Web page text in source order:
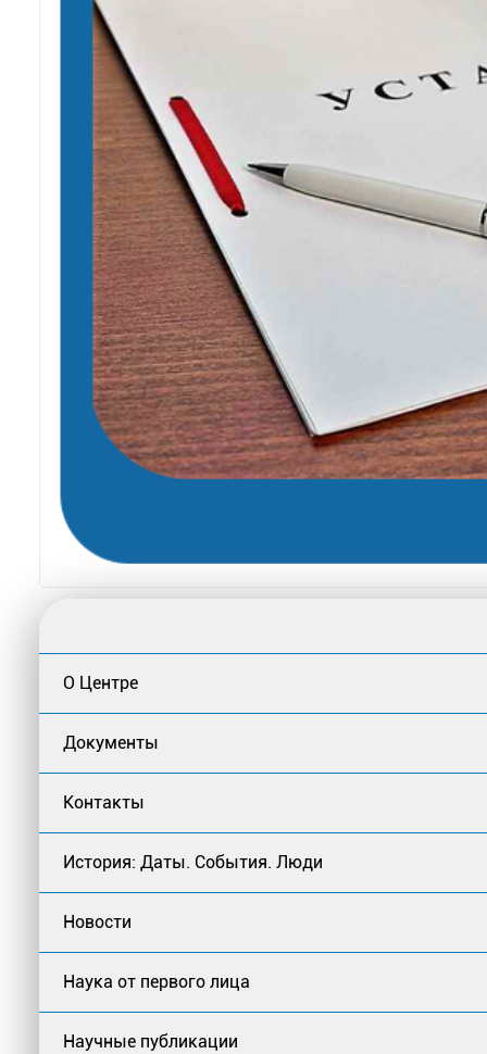
О Центре
Документы
Контакты
История: Даты. События. Люди
Новости
Наука от первого лица
Научные публикации